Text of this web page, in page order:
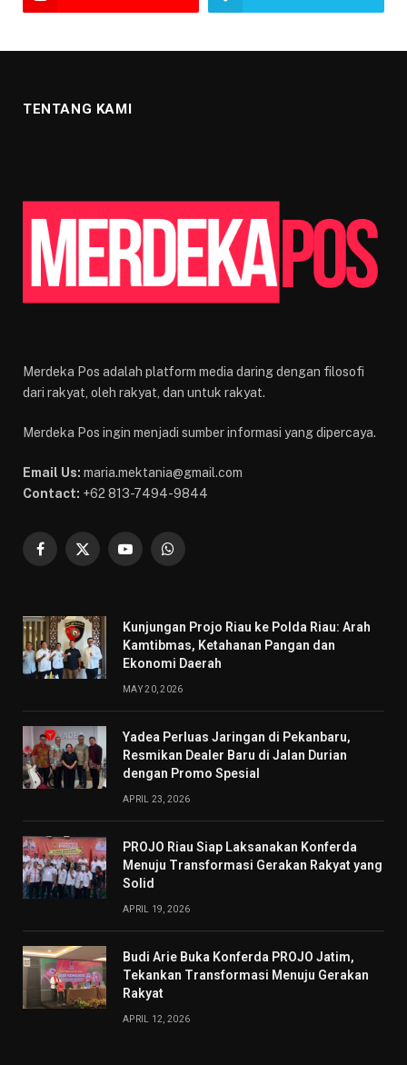
TENTANG KAMI
Merdeka Pos adalah platform media daring dengan filosofi
dari rakyat, oleh rakyat, dan untuk rakyat.
Merdeka Pos ingin menjadi sumber informasi yang dipercaya.
Email Us: maria.mektania@gmail.com
Contact: +62 813-7494-9844
Facebook
X
YouTubeWhatsApp
Kunjungan Projo Riau ke Polda Riau: Arah
Kamtibmas, Ketahanan Pangan dan
Ekonomi Daerah
MAY 20, 2026
Yadea Perluas Jaringan di Pekanbaru,
Resmikan Dealer Baru di Jalan Durian
dengan Promo Spesial
APRIL 23, 2026
PROJO Riau Siap Laksanakan Konferda
Menuju Transformasi Gerakan Rakyat yang
Solid
APRIL 19, 2026
Budi Arie Buka Konferda PROJO Jatim,
Tekankan Transformasi Menuju Gerakan
Rakyat
APRIL 12, 2026